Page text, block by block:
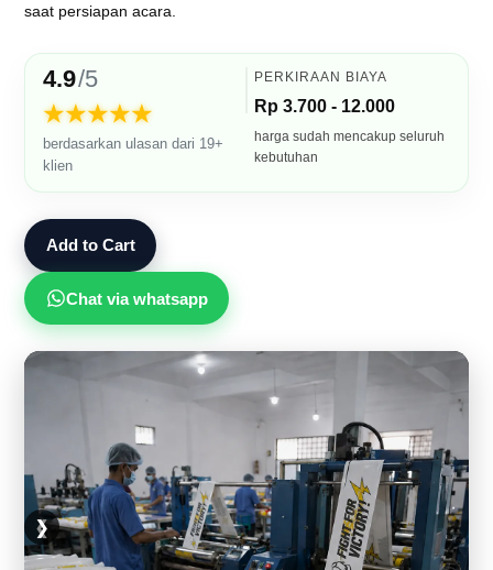
saat persiapan acara.
4.9/5
★★★★★
berdasarkan ulasan dari 19+
klien
PERKIRAAN BIAYA
Rp 3.700 - 12.000
harga sudah mencakup seluruh
kebutuhan
Add to Cart
Chat via whatsapp
❮
❯